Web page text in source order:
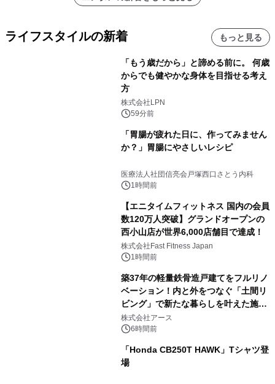
ライフスタイルの新着 もっと見る
「もう歳だから」と諦める前に。 何歳
からでも健やかな身体を目指せる考え
方
株式会社LPN
59分前
「胃腸が疲れた日に、作ってみません
か？」胃腸にやさしいレシピ
医療法人社団信亮会戸塚西口さとう内科
1時間前
【エニタイムフィットネス 国内の会員
数120万人突破】グランドオープンの
西小山店が世界6,000店舗目で達成！
株式会社Fast Fitness Japan
1時間前
築37年の軽量鉄骨造戸建てをフルリノ
ベーション！内と外をつなぐ「土間リ
ビング」で新たな暮らしを叶えた施工
事例を株式会社アースが公開
株式会社アース
6時間前
「Honda CB250T HAWK」Tシャツ登
場